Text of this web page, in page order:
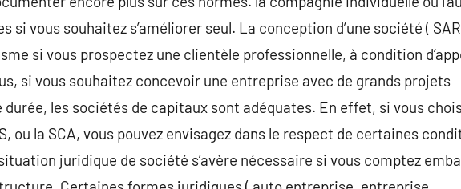
si vous souhaitez s’améliorer seul. La conception d’une société (
si vous prospectez une clientèle professionnelle, à condition
si vous souhaitez concevoir une entreprise avec de grands projets
durée, les sociétés de capitaux sont adéquates. En effet, si vous
ou la SCA, vous pouvez envisagez dans le respect de certaines
juridique de société s’avère nécessaire si vous comptez